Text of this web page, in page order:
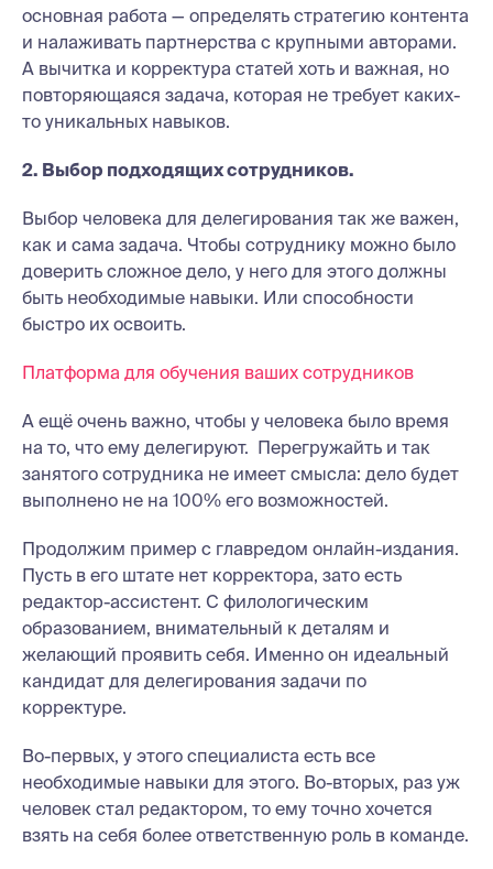
основная работа — определять стратегию контента
и налаживать партнерства с крупными авторами.
А вычитка и корректура статей хоть и важная, но
повторяющаяся задача, которая не требует каких-
то уникальных навыков.
2. Выбор подходящих сотрудников.
Выбор человека для делегирования так же важен,
как и сама задача. Чтобы сотруднику можно было
доверить сложное дело, у него для этого должны
быть необходимые навыки. Или способности
быстро их освоить.
Платформа для обучения ваших сотрудников
А ещё очень важно, чтобы у человека было время
на то, что ему делегируют. Перегружайть и так
занятого сотрудника не имеет смысла: дело будет
выполнено не на 100% его возможностей.
Продолжим пример с главредом онлайн-издания.
Пусть в его штате нет корректора, зато есть
редактор-ассистент. С филологическим
образованием, внимательный к деталям и
желающий проявить себя. Именно он идеальный
кандидат для делегирования задачи по
корректуре.
Во-первых, у этого специалиста есть все
необходимые навыки для этого. Во-вторых, раз уж
человек стал редактором, то ему точно хочется
взять на себя более ответственную роль в команде.